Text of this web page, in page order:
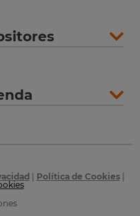
Política de Cookies|